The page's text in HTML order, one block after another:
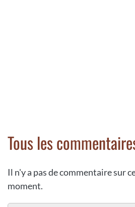
Tous les
Il n'y a pas de commentaire sur
moment.